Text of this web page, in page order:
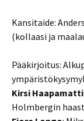
Kansitaide:
(kollaasi ja
Pääkirjoitus:
Kirsi Haapamatti
Holmbergin